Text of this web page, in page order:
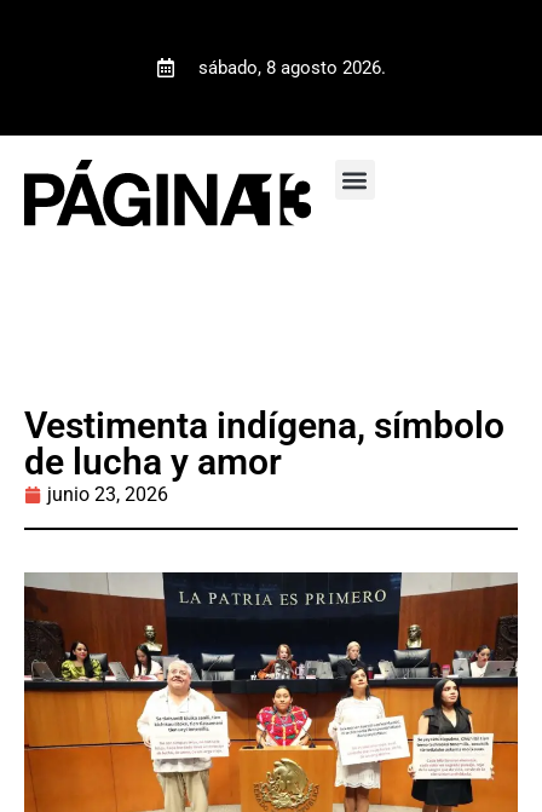
sábado, 8 agosto 2026.
Vestimenta indígena, símbolo
de lucha y amor
junio 23, 2026